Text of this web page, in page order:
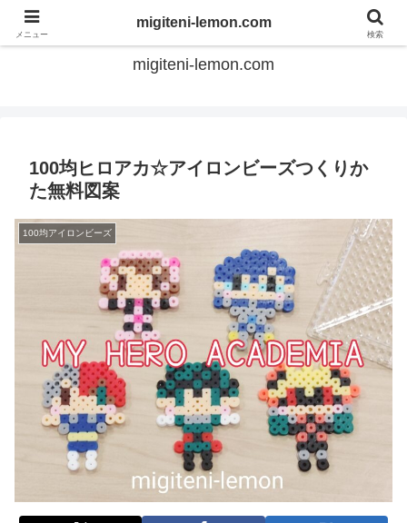
てのひらアイロンビーズ
migiteni-lemon.com
100均ヒロアカ☆アイロンビーズつくりか
た無料図案
100均アイロンビーズ
メニュー
migiteni-lemon.com
検索